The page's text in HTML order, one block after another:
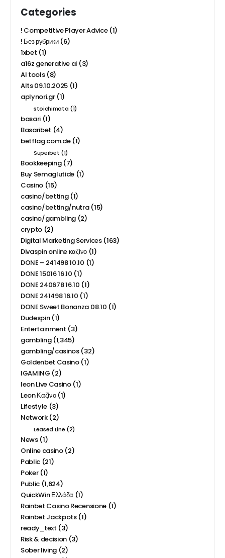
Categories
! Competitive Player Advice(1)
! Без рубрики(6)
1xbet (1)
a16z generative ai (3)
AI tools(8)
Alts 09.10.2025 (1)
aplynori.gr(1)
stoichimata (1)
basari (1)
Basaribet (4)
betflag.com.de(1)
Superbet (1)
Bookkeeping(7)
Buy Semaglutide (1)
Casino (15)
casino/betting(1)
casino/betting/nutra(15)
casino/gambling (2)
crypto (2)
Digital Marketing Services(163)
Divaspin online καζίνο(1)
DONE – 241498 10.10 (1)
DONE 15016 16.10 (1)
DONE 240678 16.10 (1)
DONE 241498 16.10 (1)
DONE Sweet Bonanza 08.10 (1)
Dudespin(1)
Entertainment (3)
gambling(1,345)
gambling/casinos(32)
Goldenbet Casino(1)
IGAMING (2)
leon Live Casino(1)
Leon Καζίνο(1)
Lifestyle (3)
Network(2)
Leased Line (2)
News(1)
Online casino(2)
Pablic (21)
Poker(1)
Public (1,624)
QuickWin Ελλάδα (1)
Rainbet Casino Recensione(1)
Rainbet Jackpots(1)
ready_text (3)
Risk & decision (3)
Sober living (2)